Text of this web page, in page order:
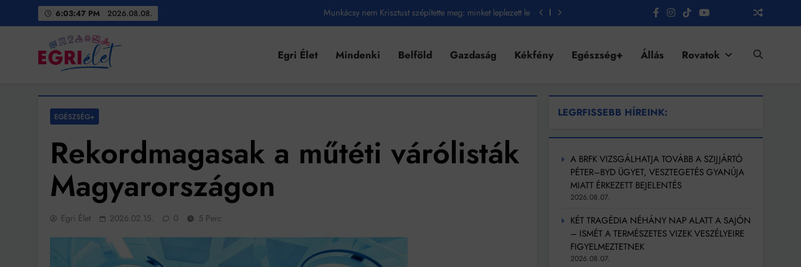
6:03:49 PM 2026.08.08.
Munkácsy nem Krisztust szépítette meg: minket leplezett le
Amikor a Tetris boldogabbá tesz, mint a szerelem
Ki akarsz törni. De miből?
Az öregség nem csak ránc?
Mindenki a világot akarja uralni – de nem csak a 80-as években
Bitumenes lapostetők: a bevált technológia akkor működik, ha jól van felújítva
Egri Élet
Egri Élet Mindenki Belföld Gazdaság Kékfény Egészség+ Állás Rovatok
EGÉSZSÉG+
Rekordmagasak a műtéti várólisták
Magyarországon
Egri Élet 2026.02.15. 0 5 Perc
LEGRFISSEBB HÍREINK:
A BRFK VIZSGÁLHATJA TOVÁBB A SZIJJÁRTÓ
PÉTER–BYD ÜGYET, VESZTEGETÉS GYANÚJA
MIATT ÉRKEZETT BEJELENTÉS
2026.08.07.
KÉT TRAGÉDIA NÉHÁNY NAP ALATT A SAJÓN
– ISMÉT A TERMÉSZETES VIZEK VESZÉLYEIRE
FIGYELMEZTETNEK
2026.08.07.